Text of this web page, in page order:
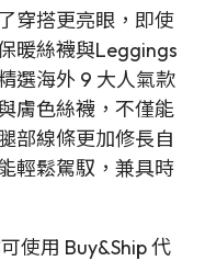
穿搭更亮眼，即使
暖絲襪與Leggings
選海外 9 大人氣款
膚色絲襪，不僅能
部線條更加修長自
輕鬆駕馭，兼具時
使用 Buy&Ship 代